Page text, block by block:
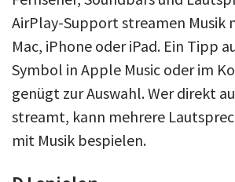
AirPlay-Support streamen Musik
Mac, iPhone oder iPad. Ein Tipp
Symbol in Apple Music oder im
genügt zur Auswahl. Wer direkt
streamt, kann mehrere
mit Musik bespielen.